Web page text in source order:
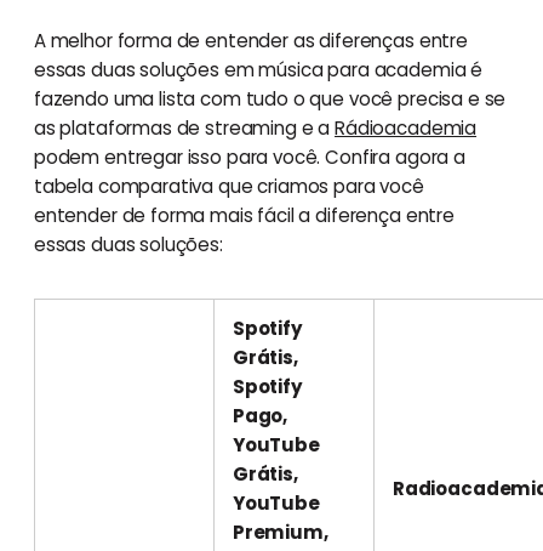
A melhor forma de entender as diferenças entre
essas duas soluções em música para academia é
fazendo uma lista com tudo o que você precisa e se
as plataformas de streaming e aRádioacademia
podem entregar isso para você. Confira agora a
tabela comparativa que criamos para você
entender de forma mais fácil a diferença entre
essas duas soluções:
Spotify
Grátis,
Spotify
Pago,
YouTube
Grátis,
YouTube
Premium,